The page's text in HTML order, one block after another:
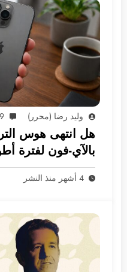
وليد رضا (محرر) 9
هل انتهى هوس
بالآي-فون لفترة
4 أشهر منذ النشر